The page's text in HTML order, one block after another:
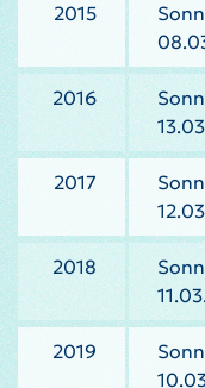
2015
2016
2017
2018
2019